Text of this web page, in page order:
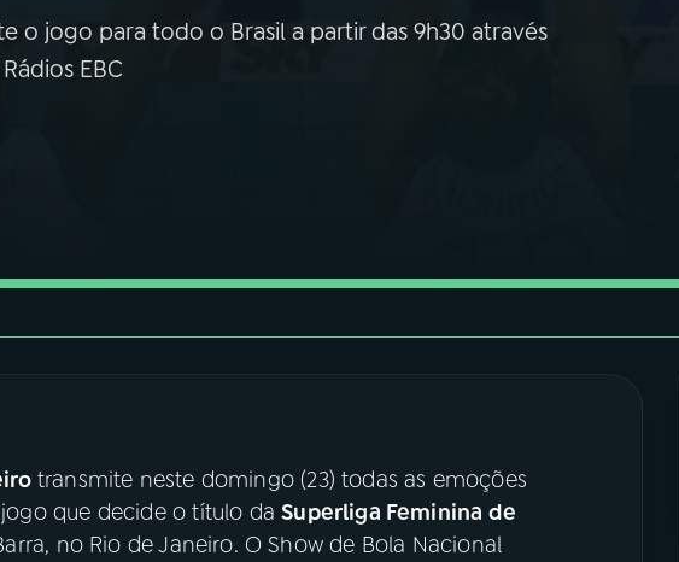
o jogo para todo o Brasil a partir das 9h30 através
EBC
transmite neste domingo (23) todas as emoções
que decide o título daSuperliga Feminina de
no Rio de Janeiro. O Show de Bola Nacional